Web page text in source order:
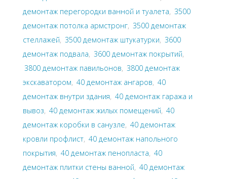
демонтаж перегородки ванной и туалета, 3500
демонтаж потолка армстронг, 3500 демонтаж
стеллажей, 3500 демонтаж штукатурки, 3600
демонтаж подвала, 3600 демонтаж покрытий,
3800 демонтаж павильонов, 3800 демонтаж
экскаватором, 40 демонтаж ангаров, 40
демонтаж внутри здания, 40 демонтаж гаража и
вывоз, 40 демонтаж жилых помещений, 40
демонтаж коробки в санузле, 40 демонтаж
кровли профлист, 40 демонтаж напольного
покрытия, 40 демонтаж пенопласта, 40
демонтаж плитки стены ванной, 40 демонтаж